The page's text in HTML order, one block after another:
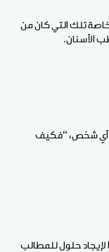
تلك التي كان من
الأسنان.
أي شخص، “فكيف
لإيجاد حلول للمطالب